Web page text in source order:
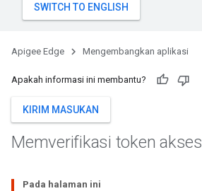
Apigee Edge Mengembangkan aplikasi
Apakah informasi ini membantu?
KIRIM MASUKAN
Memverifikasi token akses
Pada halaman ini